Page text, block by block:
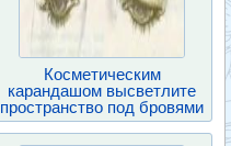
Косметическим
карандашом высветлите
пространство под бровями